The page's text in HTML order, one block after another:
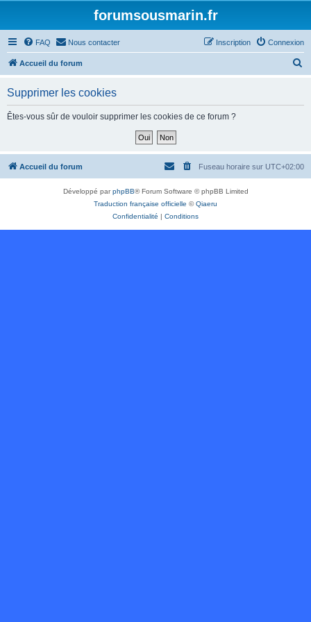
forumsousmarin.fr
FAQ Nous contacter Connexion
Inscription
Accueil du forum
h
Supprimer les cookies
Êtes-vous sûr de vouloir supprimer les cookies de ce forum ?
Accueil du forum Fuseau horaire sur UTC+02:00
Développé parphpBB® Forum Software © phpBB Limited
Traduction française officielle ©Qiaeru
Confidentialité | Conditions